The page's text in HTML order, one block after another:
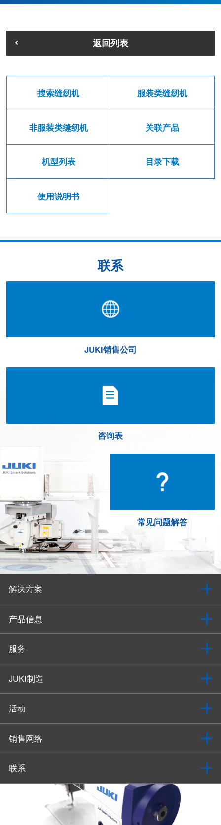
返回列表
搜索缝纫机 服装类缝纫机
非服装类缝纫机 关联产品
机型列表 目录下载
使用说明书
联系
JUKI销售公司
咨询表
常见问题解答
解决方案
产品信息
服务
JUKI制造
活动
销售网络
联系